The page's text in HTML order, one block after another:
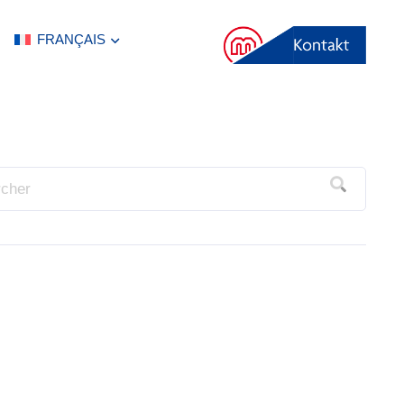
FRANÇAIS